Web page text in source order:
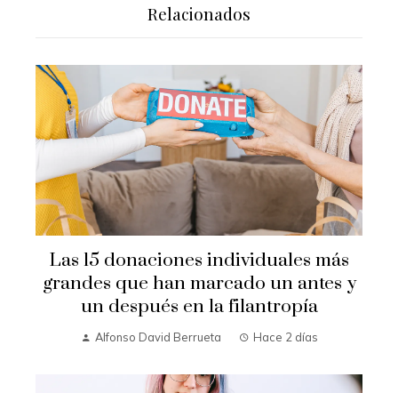
Relacionados
Las 15 donaciones individuales más
grandes que han marcado un antes y
un después en la filantropía
Alfonso David Berrueta Hace 2 días